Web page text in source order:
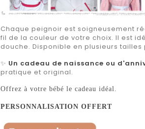
Chaque peignoir est soigneusement
fil de la couleur de votre choix. Il est
douche. Disponible en plusieurs
✨ Un cadeau de naissance ou
pratique et original.
Offrez à votre bébé le cadeau idéal.
PERSONNALISATION OFFERT